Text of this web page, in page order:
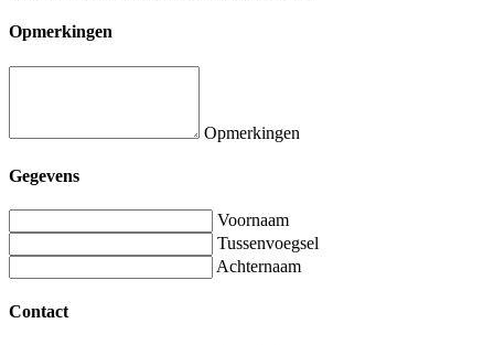
Opmerkingen
Opmerkingen
Gegevens
Voornaam
Tussenvoegsel
Achternaam
Contact